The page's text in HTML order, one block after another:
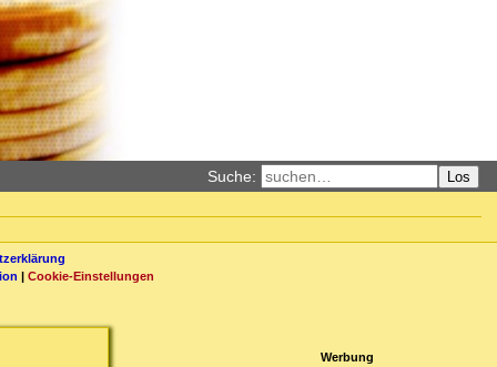
Suche: Los
| Cookie-Einstellungen
Werbung